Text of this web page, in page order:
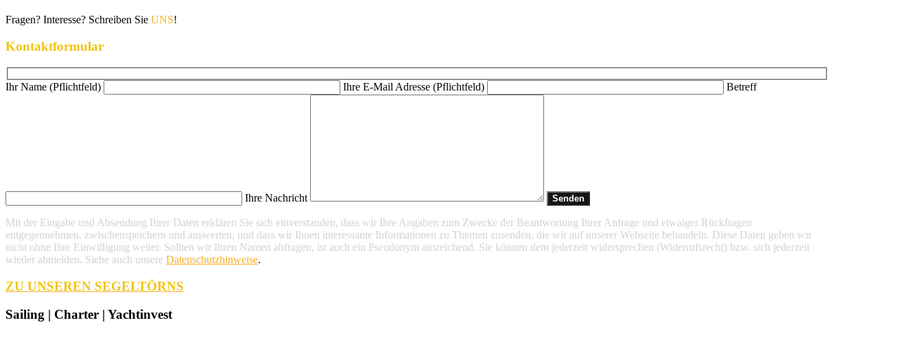
Fragen? Interesse? Schreiben Sie UNS!
Kontaktformular
Ihr Name (Pflichtfeld) Ihre E-Mail Adresse (Pflichtfeld) Betreff
Ihre Nachricht
Mit der Eingabe und Absendung Ihrer Daten erklären Sie sich einverstanden, dass wir Ihre Angaben zum Zwecke der Beantwortung Ihrer Anfrage und etwaiger Rückfragen
entgegennehmen, zwischenspeichern und auswerten, und dass wir Ihnen interessante Informationen zu Themen zusenden, die wir auf unserer Webseite behandeln. Diese Daten geben wir
nicht ohne Ihre Einwilligung weiter. Sollten wir Ihren Namen abfragen, ist auch ein Pseudonym ausreichend. Sie können dem jederzeit widersprechen (Widerrufsrecht) bzw. sich jederzeit
wieder abmelden. Siehe auch unsere Datenschutzhinweise.
ZU UNSEREN SEGELTÖRNS
Sailing | Charter | Yachtinvest